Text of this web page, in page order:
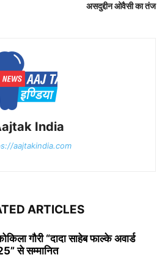
असदुद्दीन ओवैसी का तंज
India
aajtakindia.com
ARTICLES
गौरी “दादा साहेब फाल्के अवार्ड
से सम्मानित